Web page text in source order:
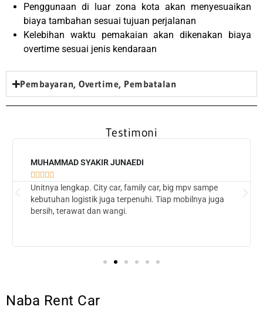
Penggunaan di luar zona kota akan menyesuaikan
biaya tambahan sesuai tujuan perjalanan
Kelebihan waktu pemakaian akan dikenakan biaya
overtime sesuai jenis kendaraan
Pembayaran, Overtime, Pembatalan
Testimoni
MUHAMMAD SYAKIR JUNAEDI
    
Unitnya lengkap. City car, family car, big mpv sampe
kebutuhan logistik juga terpenuhi. Tiap mobilnya juga
bersih, terawat dan wangi.
Naba Rent Car